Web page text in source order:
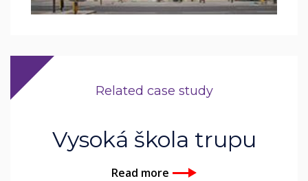
Related case study
Vysoká škola trupu
Read more